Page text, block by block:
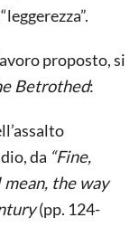
proposto, si
Betrothed:
da “Fine,
mean, the way
(pp. 124-